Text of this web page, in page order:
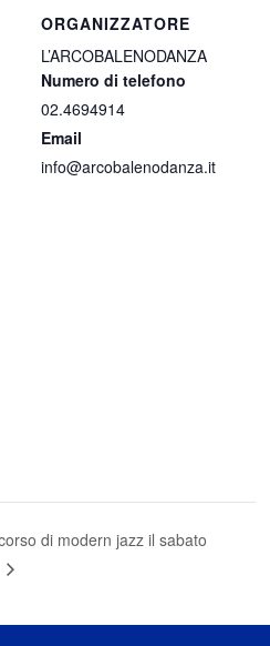
ORGANIZZATORE
L’ARCOBALENODANZA
Numero di telefono
02.4694914
Email
info@arcobalenodanza.it
di modern jazz il sabato